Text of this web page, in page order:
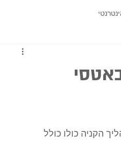
הקניה כולו כולל